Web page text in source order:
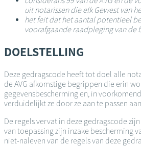
uit notarissen die elk Gewest van
het feit dat het aantal potentieel
voorafgaande raadpleging van de
DOELSTELLING
Deze gedragscode heeft tot doel alle
de AVG afkomstige begrippen die erin
gegevensbescherming en, in
verduidelijkt ze door ze aan te passen
De regels vervat in deze gedragscode
van toepassing zijn inzake bescherming
niet-naleven van de regels van deze